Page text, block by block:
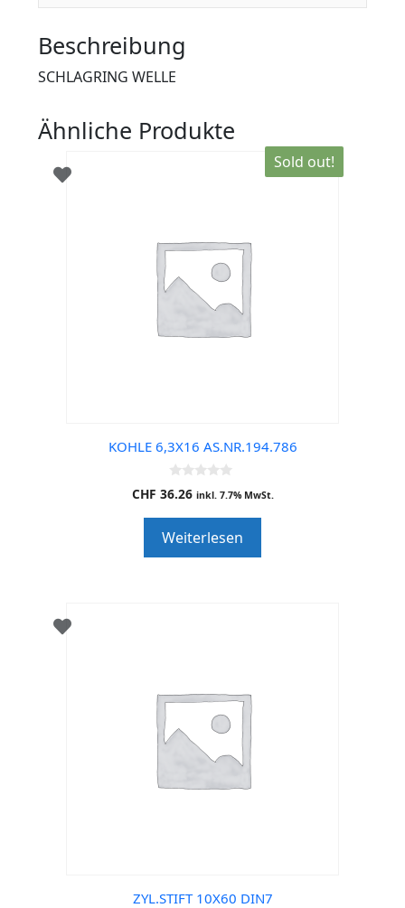
Beschreibung
SCHLAGRING WELLE
Ähnliche Produkte
Sold out!
KOHLE 6,3X16 AS.NR.194.786
0
o
o
f
5
CHF 36.26 inkl. 7.7% MwSt.
Weiterlesen
ZYL.STIFT 10X60 DIN7